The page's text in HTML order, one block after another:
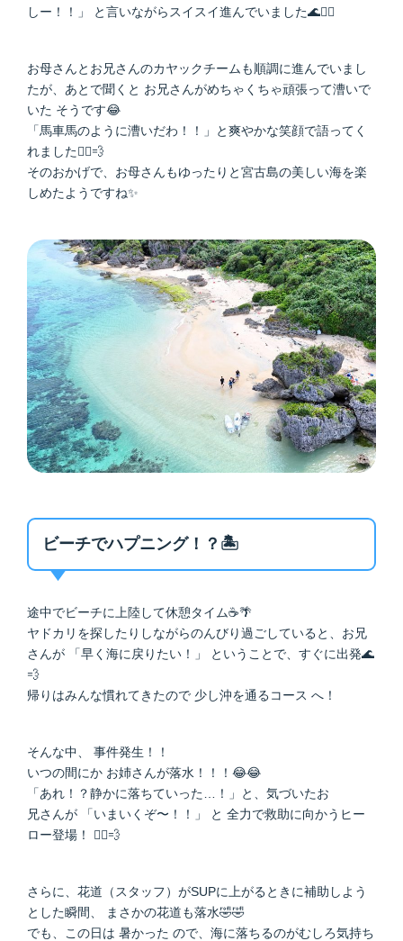
しー！！」 と言いながらスイスイ進んでいました🌊🏄‍♀️
お母さんとお兄さんのカヤックチームも順調に進んでいまし
たが、あとで聞くと お兄さんがめちゃくちゃ頑張って漕いで
いた そうです😂
「馬車馬のように漕いだわ！！」と爽やかな笑顔で語ってく
れました🚣‍♂️💨
そのおかげで、お母さんもゆったりと宮古島の美しい海を楽
しめたようですね✨
ビーチでハプニング！？🏝️
途中でビーチに上陸して休憩タイム☕🌴
ヤドカリを探したりしながらのんびり過ごしていると、お兄
さんが 「早く海に戻りたい！」 ということで、すぐに出発🌊
💨
帰りはみんな慣れてきたので 少し沖を通るコース へ！
そんな中、 事件発生！！
いつの間にか お姉さんが落水！！！😂😂
「あれ！？静かに落ちていった…！」と、気づいたお
兄さんが 「いまいくぞ〜！！」 と 全力で救助に向かうヒー
ロー登場！ 🦸‍♂️💨
さらに、花道（スタッフ）がSUPに上がるときに補助しよう
とした瞬間、 まさかの花道も落水🤣🤣
でも、この日は 暑かった ので、海に落ちるのがむしろ気持ち